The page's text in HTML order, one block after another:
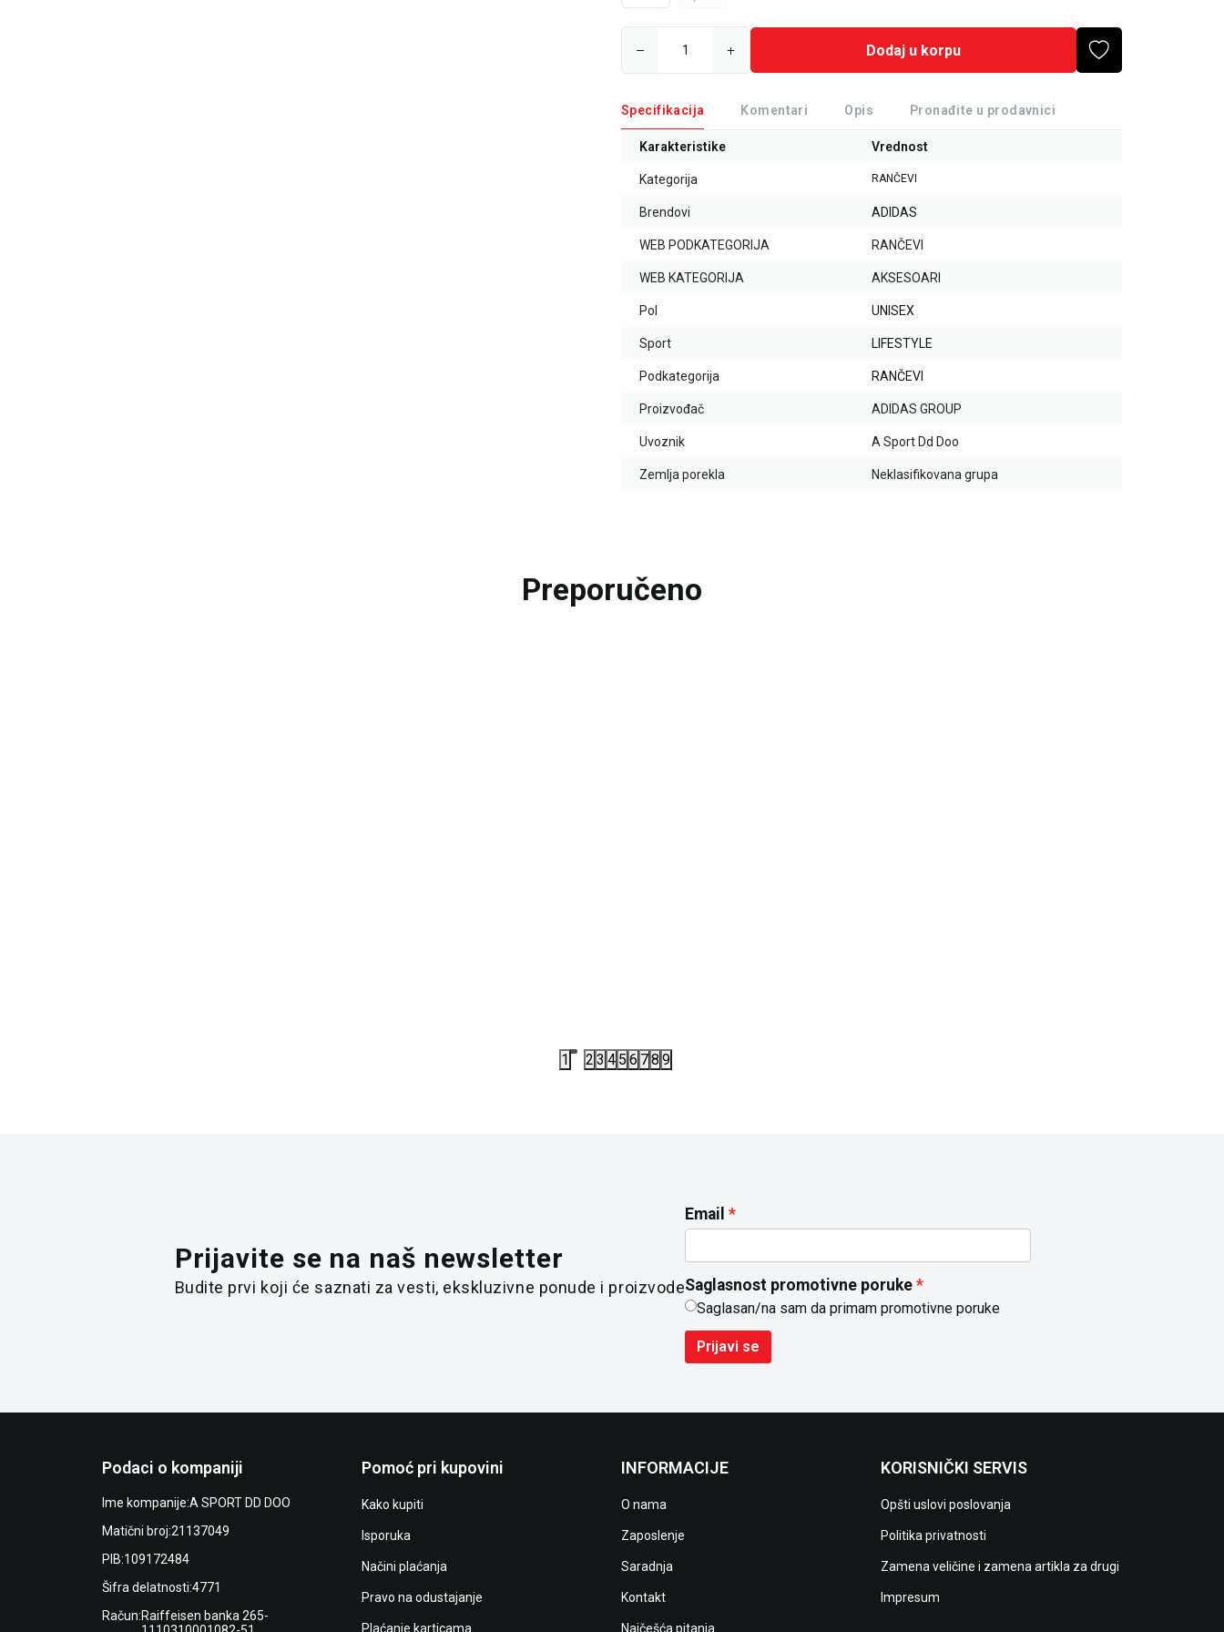
Dodaj u korpu
Specifikacija Komentari Opis Pronađite u prodavnici
Karakteristike Vrednost
Kategorija RANČEVI
Brendovi ADIDAS
WEB PODKATEGORIJA RANČEVI
WEB KATEGORIJA AKSESOARI
Pol UNISEX
Sport LIFESTYLE
Podkategorija RANČEVI
Proizvođač ADIDAS GROUP
Uvoznik A Sport Dd Doo
Zemlja porekla Neklasifikovana grupa
Preporučeno
1 2 3 4 5 6 78 9
Prijavite se na naš newsletter
Budite prvi koji će saznati za vesti, ekskluzivne ponude i proizvode
Email
Saglasnost promotivne poruke
Saglasan/na sam da primam promotivne poruke
Prijavi se
Podaci o kompaniji
Ime kompanije:A SPORT DD DOO
Matični broj:21137049
PIB:109172484
Šifra delatnosti:4771
Račun:Raiffeisen banka 265-
Pomoć pri kupovini
Kako kupiti
Isporuka
Načini plaćanja
Pravo na odustajanje
Plaćanje karticama
INFORMACIJE
O nama
Zaposlenje
Saradnja
Kontakt
Najčešća pitanja
KORISNIČKI SERVIS
Opšti uslovi poslovanja
Politika privatnosti
Zamena veličine i zamena artikla za drugi
Impresum